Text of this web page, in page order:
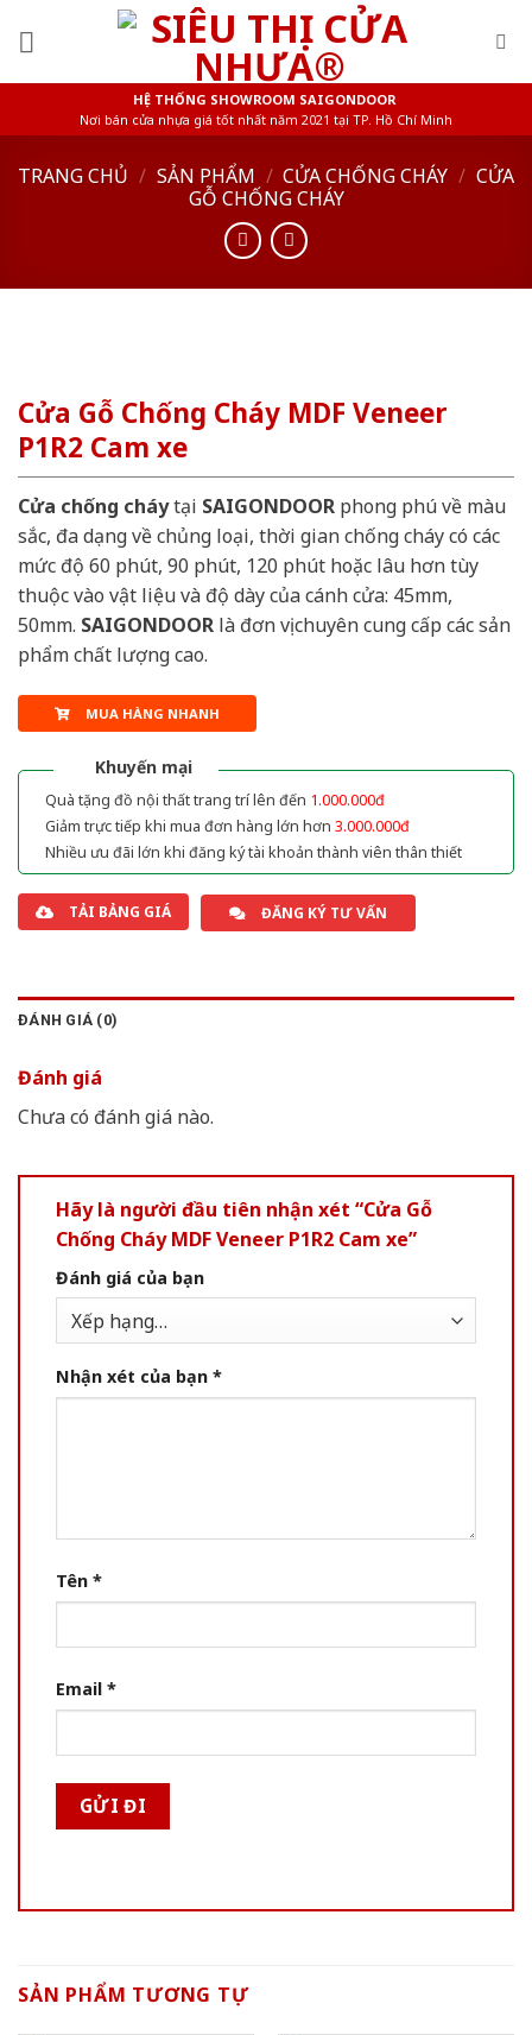
HỆ THỐNG SHOWROOM SAIGONDOOR
Nơi bán cửa nhựa giá tốt nhất năm 2021 tại TP. Hồ Chí Minh
TRANG CHỦ / SẢN PHẨM / CỬA CHỐNG CHÁY / CỬA
GỖ CHỐNG CHÁY
Cửa Gỗ Chống Cháy MDF Veneer
P1R2 Cam xe
Cửa chống cháytại SAIGONDOOR phong phú về màu
sắc, đa dạng về chủng loại, thời gian chống cháy có các
mức độ 60 phút, 90 phút, 120 phút hoặc lâu hơn tùy
thuộc vào vật liệu và độ dày của cánh cửa: 45mm,
50mm. SAIGONDOOR là đơn vị chuyên cung cấp các sản
phẩm chất lượng cao.
MUA HÀNG NHANH
Khuyến mại
Quà tặng đồ nội thất trang trí lên đến 1.000.000đ
Giảm trực tiếp khi mua đơn hàng lớn hơn 3.000.000đ
Nhiều ưu đãi lớn khi đăng ký tài khoản thành viên thân thiết
TẢI BẢNG GIÁ ĐĂNG KÝ TƯ VẤN
ĐÁNH GIÁ (0)
Đánh giá
Chưa có đánh giá nào.
Hãy là người đầu tiên nhận xét “Cửa Gỗ
Chống Cháy MDF Veneer P1R2 Cam xe”
Đánh giá của bạn
Nhận xét của bạn *
Tên *
Email *
SẢN PHẨM TƯƠNG TỰ